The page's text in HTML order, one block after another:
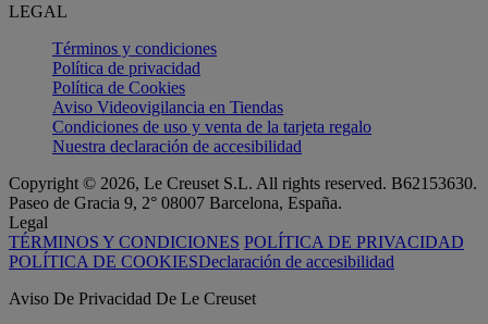
LEGAL
Términos y condiciones
Política de privacidad
Política de Cookies
Aviso Videovigilancia en Tiendas
Condiciones de uso y venta de la tarjeta regalo
Nuestra declaración de accesibilidad
Copyright © 2026, Le Creuset S.L. All rights reserved. B62153630.
Paseo de Gracia 9, 2° 08007 Barcelona, España.
Legal
TÉRMINOS Y CONDICIONES POLÍTICA DE PRIVACIDAD
POLÍTICA DE COOKIESDeclaración de accesibilidad
Aviso De Privacidad De Le Creuset